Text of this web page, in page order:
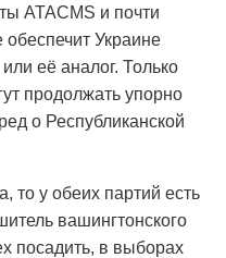
ATACMS и почти
Украине
её аналог. Только
продолжать упорно
о Республиканской
то у обеих партий есть
вашингтонского
посадить, в выборах